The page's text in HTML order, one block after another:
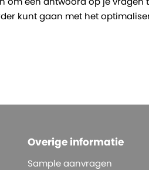
kunt gaan met het
Overige informatie
Sample aanvragen